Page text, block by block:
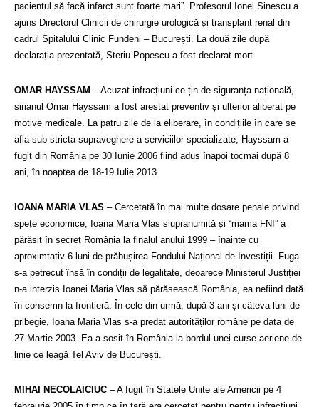
pacientul să facă infarct sunt foarte mari”. Profesorul Ionel Sinescu a
ajuns Directorul Clinicii de chirurgie urologică și transplant renal din
cadrul Spitalului Clinic Fundeni – București. La două zile după
declarația prezentată, Steriu Popescu a fost declarat mort.
OMAR HAYSSAM – Acuzat infracțiuni ce țin de siguranța națională,
sirianul Omar Hayssam a fost arestat preventiv și ulterior aliberat pe
motive medicale. La patru zile de la eliberare, în condițiile în care se
afla sub stricta supraveghere a serviciilor specializate, Hayssam a
fugit din România pe 30 Iunie 2006 fiind adus înapoi tocmai după 8
ani, în noaptea de 18-19 Iulie 2013.
IOANA MARIA VLAS – Cercetată în mai multe dosare penale privind
spețe economice, Ioana Maria Vlas siupranumită și “mama FNI” a
părăsit în secret România la finalul anului 1999 – înainte cu
aproximtativ 6 luni de prăbușirea Fondului Național de Investiții. Fuga
s-a petrecut însă în condiții de legalitate, deoarece Ministerul Justiției
n-a interzis Ioanei Maria Vlas să părăsească România, ea nefiind dată
în consemn la frontieră. În cele din urmă, după 3 ani și câteva luni de
pribegie, Ioana Maria Vlas s-a predat autorităților române pe data de
27 Martie 2003. Ea a sosit în România la bordul unei curse aeriene de
linie ce leagă Tel Aviv de București.
MIHAI NECOLAICIUC – A fugit în Statele Unite ale Americii pe 4